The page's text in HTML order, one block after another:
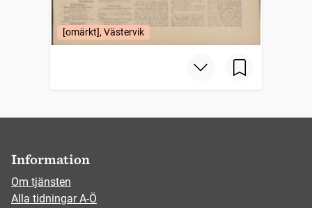
[omärkt], Västervik
Information
Om tjänsten
Alla tidningar A-Ö